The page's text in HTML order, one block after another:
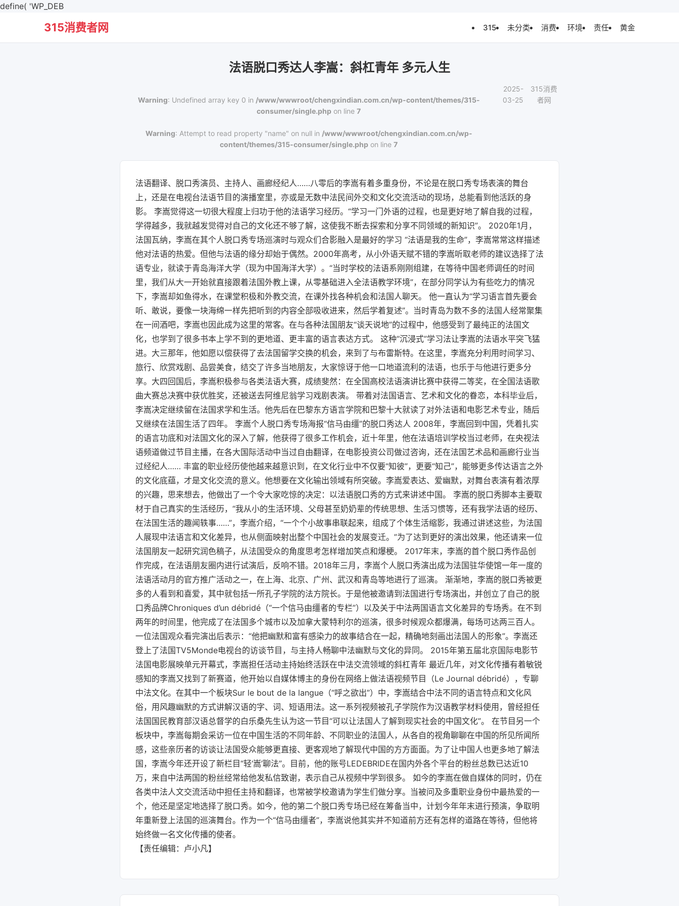
define( 'WP_DEB
315消费者网 315 未分类 消费 环境 责任 黄金
法语脱口秀达人李嵩：斜杠青年 多元人生
Warning: Undefined array key 0 in /www/wwwroot/chengxindian.com.cn/wp-content/themes/315-
consumer/single.php on line7
Warning: Attempt to read property "name" on null in /www/wwwroot/chengxindian.com.cn/wp-
content/themes/315-consumer/single.php on line7
2025-
03-25
315消费
者网
法语翻译、脱口秀演员、主持人、画廊经纪人……八零后的李嵩有着多重身份，不论是在脱口秀专场表演的舞台
上，还是在电视台法语节目的演播室里，亦或是无数中法民间外交和文化交流活动的现场，总能看到他活跃的身
影。 李嵩觉得这一切很大程度上归功于他的法语学习经历。“学习一门外语的过程，也是更好地了解自我的过程，
学得越多，我就越发觉得对自己的文化还不够了解，这使我不断去探索和分享不同领域的新知识”。 2020年1月，
法国瓦纳，李嵩在其个人脱口秀专场巡演时与观众们合影融入是最好的学习 “法语是我的生命”，李嵩常常这样描述
他对法语的热爱。但他与法语的缘分却始于偶然。2000年高考，从小外语天赋不错的李嵩听取老师的建议选择了法
语专业，就读于青岛海洋大学（现为中国海洋大学）。“当时学校的法语系刚刚组建，在等待中国老师调任的时间
里，我们从大一开始就直接跟着法国外教上课，从零基础进入全法语教学环境”，在部分同学认为有些吃力的情况
下，李嵩却如鱼得水，在课堂积极和外教交流，在课外找各种机会和法国人聊天。 他一直认为“学习语言首先要会
听、敢说，要像一块海绵一样先把听到的内容全部吸收进来，然后学着复述”。当时青岛为数不多的法国人经常聚集
在一间酒吧，李嵩也因此成为这里的常客。在与各种法国朋友“谈天说地”的过程中，他感受到了最纯正的法国文
化，也学到了很多书本上学不到的更地道、更丰富的语言表达方式。 这种“沉浸式”学习法让李嵩的法语水平突飞猛
进。大三那年，他如愿以偿获得了去法国留学交换的机会，来到了与布雷斯特。在这里，李嵩充分利用时间学习、
旅行、欣赏戏剧、品尝美食，结交了许多当地朋友，大家惊讶于他一口地道流利的法语，也乐于与他进行更多分
享。大四回国后，李嵩积极参与各类法语大赛，成绩斐然：在全国高校法语演讲比赛中获得二等奖，在全国法语歌
曲大赛总决赛中获优胜奖，还被送去阿维尼翁学习戏剧表演。 带着对法国语言、艺术和文化的眷恋，本科毕业后，
李嵩决定继续留在法国求学和生活。他先后在巴黎东方语言学院和巴黎十大就读了对外法语和电影艺术专业，随后
又继续在法国生活了四年。 李嵩个人脱口秀专场海报“信马由缰”的脱口秀达人 2008年，李嵩回到中国，凭着扎实
的语言功底和对法国文化的深入了解，他获得了很多工作机会，近十年里，他在法语培训学校当过老师，在央视法
语频道做过节目主播，在各大国际活动中当过自由翻译，在电影投资公司做过咨询，还在法国艺术品和画廊行业当
过经纪人…… 丰富的职业经历使他越来越意识到，在文化行业中不仅要“知彼”，更要“知己”，能够更多传达语言之外
的文化底蕴，才是文化交流的意义。他想要在文化输出领域有所突破。李嵩爱表达、爱幽默，对舞台表演有着浓厚
的兴趣，思来想去，他做出了一个令大家吃惊的决定：以法语脱口秀的方式来讲述中国。 李嵩的脱口秀脚本主要取
材于自己真实的生活经历，“我从小的生活环境、父母甚至奶奶辈的传统思想、生活习惯等，还有我学法语的经历、
在法国生活的趣闻轶事……”，李嵩介绍，“一个个小故事串联起来，组成了个体生活缩影，我通过讲述这些，为法国
人展现中法语言和文化差异，也从侧面映射出整个中国社会的发展变迁。”为了达到更好的演出效果，他还请来一位
法国朋友一起研究润色稿子，从法国受众的角度思考怎样增加笑点和爆梗。 2017年末，李嵩的首个脱口秀作品创
作完成，在法语朋友圈内进行试演后，反响不错。2018年三月，李嵩个人脱口秀演出成为法国驻华使馆一年一度的
法语活动月的官方推广活动之一，在上海、北京、广州、武汉和青岛等地进行了巡演。 渐渐地，李嵩的脱口秀被更
多的人看到和喜爱，其中就包括一所孔子学院的法方院长。于是他被邀请到法国进行专场演出，并创立了自己的脱
口秀品牌Chroniques d’un débridé（“一个信马由缰者的专栏”）以及关于中法两国语言文化差异的专场秀。在不到
两年的时间里，他完成了在法国多个城市以及加拿大蒙特利尔的巡演，很多时候观众都爆满，每场可达两三百人。
一位法国观众看完演出后表示：“他把幽默和富有感染力的故事结合在一起，精确地刻画出法国人的形象”。李嵩还
登上了法国TV5Monde电视台的访谈节目，与主持人畅聊中法幽默与文化的异同。 2015年第五届北京国际电影节
法国电影展映单元开幕式，李嵩担任活动主持始终活跃在中法交流领域的斜杠青年 最近几年，对文化传播有着敏锐
感知的李嵩又找到了新赛道，他开始以自媒体博主的身份在网络上做法语视频节目（Le Journal débridé），专聊
中法文化。在其中一个板块Sur le bout de la langue（“呼之欲出”）中，李嵩结合中法不同的语言特点和文化风
俗，用风趣幽默的方式讲解汉语的字、词、短语用法。这一系列视频被孔子学院作为汉语教学材料使用，曾经担任
法国国民教育部汉语总督学的白乐桑先生认为这一节目“可以让法国人了解到现实社会的中国文化”。 在节目另一个
板块中，李嵩每期会采访一位在中国生活的不同年龄、不同职业的法国人，从各自的视角聊聊在中国的所见所闻所
感，这些亲历者的访谈让法国受众能够更直接、更客观地了解现代中国的方方面面。为了让中国人也更多地了解法
国，李嵩今年还开设了新栏目“轻‘嵩’聊法”。目前，他的账号LEDEBRIDE在国内外各个平台的粉丝总数已达近10
万，来自中法两国的粉丝经常给他发私信致谢，表示自己从视频中学到很多。 如今的李嵩在做自媒体的同时，仍在
各类中法人文交流活动中担任主持和翻译，也常被学校邀请为学生们做分享。当被问及多重职业身份中最热爱的一
个，他还是坚定地选择了脱口秀。如今，他的第二个脱口秀专场已经在筹备当中，计划今年年末进行预演，争取明
年重新登上法国的巡演舞台。作为一个“信马由缰者”，李嵩说他其实并不知道前方还有怎样的道路在等待，但他将
始终做一名文化传播的使者。
【责任编辑：卢小凡】